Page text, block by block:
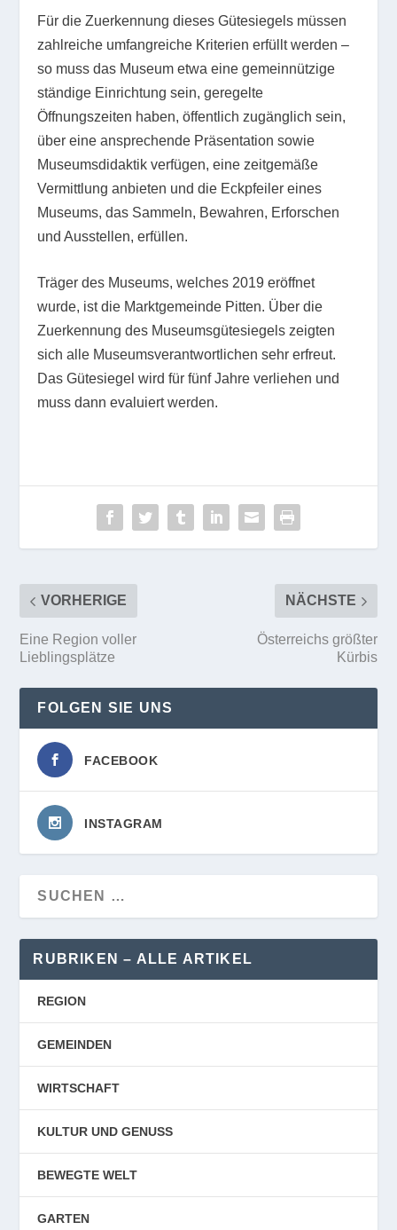
Für die Zuerkennung dieses Gütesiegels müssen
zahlreiche umfangreiche Kriterien erfüllt werden –
so muss das Museum etwa eine gemeinnützige
ständige Einrichtung sein, geregelte
Öffnungszeiten haben, öffentlich zugänglich sein,
über eine ansprechende Präsentation sowie
Museumsdidaktik verfügen, eine zeitgemäße
Vermittlung anbieten und die Eckpfeiler eines
Museums, das Sammeln, Bewahren, Erforschen
und Ausstellen, erfüllen.
Träger des Museums, welches 2019 eröffnet
wurde, ist die Marktgemeinde Pitten. Über die
Zuerkennung des Museumsgütesiegels zeigten
sich alle Museumsverantwortlichen sehr erfreut.
Das Gütesiegel wird für fünf Jahre verliehen und
muss dann evaluiert werden.
VORHERIGE
Eine Region voller
Lieblingsplätze
NÄCHSTE
Österreichs größter
Kürbis
FOLGEN SIE UNS
FACEBOOK
INSTAGRAM
RUBRIKEN – ALLE ARTIKEL
REGION
GEMEINDEN
WIRTSCHAFT
KULTUR UND GENUSS
BEWEGTE WELT
GARTEN